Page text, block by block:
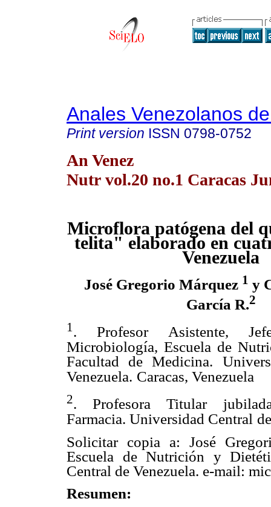
Anales Venezolanos
Print version ISSN 0798-0752
An Venez
Nutr vol.20 no.1 Caracas
Microflora patógena del
telita" elaborado en
Venezuela
José Gregorio Márquez 1 y
García R.2
1 . Profesor Asistente,
Microbiología, Escuela de
Facultad de Medicina.
Venezuela. Caracas, Venezuela
2. Profesora Titular
Farmacia. Universidad Central
Solicitar copia a: José
Escuela de Nutrición y
Central de Venezuela. e-mail:
Resumen: